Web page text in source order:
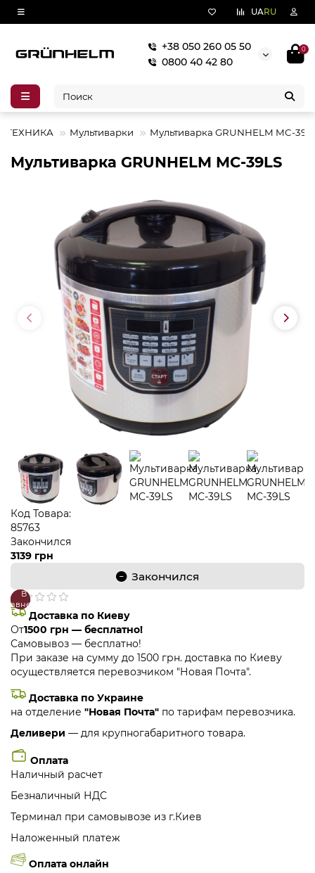
UARU
+38 050 260 05 50
0800 40 42 80
0
ТЕХНИКА Мультиварки Мультиварка GRUNHELM MC-
Мультиварка GRUNHELM MC-39LS
Код Товара:
85763
Закончился
3139 грн
Закончился
В
закладки
В
сравнение
Доставка по Киеву
От1500 грн — бесплатно!
Самовывоз — бесплатно!
При заказе на сумму до 1500 грн. доставка по Киеву
осуществляется перевозчиком "Новая Почта".
Доставка по Украине
на отделение "Новая Почта" по тарифам перевозчика.
Деливери — для крупногабаритного товара.
Оплата
Наличный расчет
Безналичный НДС
Терминал при самовывозе из г.Киев
Наложенный платеж
Оплата онлайн